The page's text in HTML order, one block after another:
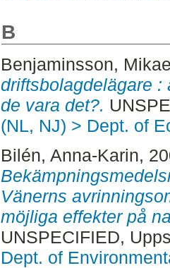
B
Benjaminsson,
driftsbolagdelägare :
de vara det?.
(NL, NJ) > Dept. of
Bilén, Anna-Karin,
Vänerns
möjliga effekter på
UNSPECIFIED,
Dept. of